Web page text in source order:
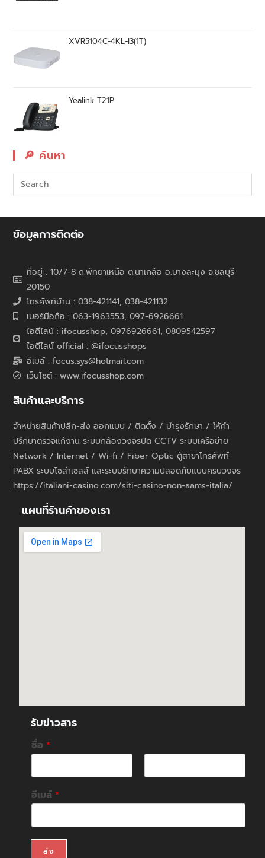
XVR5104C-4KL-I3(1T)
Yealink T21P
🔎︎ ค้นหา
ข้อมูลการติดต่อ
ที่อยู่ : 10/7-8 ถ.พัทยาเหนือ ต.นาเกลือ อ.บางละมุง จ.ชลบุรี
20150
โทรศัพท์บ้าน : 038-421141, 038-421132
เบอร์มือถือ : 063-1963553, 097-6926661
ไอดีไลน์ : ifocusshop, 0976926661, 0809542597
ไอดีไลน์ official : @ifocusshops
อีเมล์ : focus.sys@hotmail.com
เว็บไซต์ : www.ifocusshop.com
สินค้าและบริการ
จำหน่ายสินค้าปลีก-ส่ง ออกแบบ / ติดตั้ง / บำรุงรักษา / ให้คำ
ปรึกษาตรวจแก้งาน ระบบกล้องวงจรปิด CCTV ระบบเครือข่าย
Network / Internet / Wi-fi / Fiber Optic ตู้สาขาโทรศัพท์
PABX ระบบโซล่าเซลล์ และระบบรักษาความปลอดภัยแบบครบวงจร
https://italiani-casino.com/siti-casino-non-aams-italia/
แผนที่ร้านค้าของเรา
รับข่าวสาร
ชื่อ *
F
i
r
L
อีเมล์ *
ส่ง